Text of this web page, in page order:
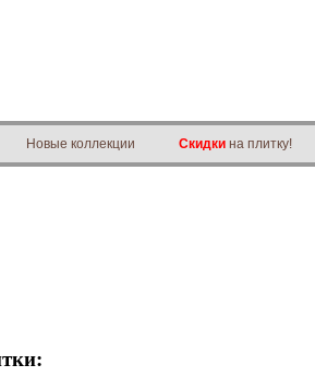
Новые коллекции Скидки на плитку!